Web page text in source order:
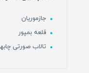
جازموریان
قلعه بمپور
تالاب صورتی